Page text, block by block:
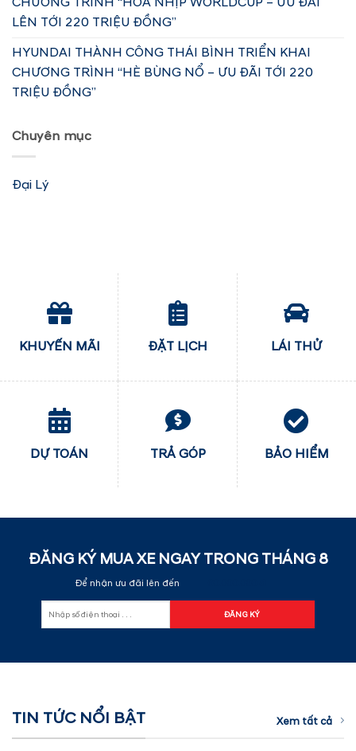
LÊN TỚI 220 TRIỆU ĐỒNG”
HYUNDAI THÀNH CÔNG THÁI BÌNH TRIỂN KHAI
CHƯƠNG TRÌNH “HÈ BÙNG NỔ – ƯU ĐÃI TỚI 220
TRIỆU ĐỒNG”
Chuyên mục
Đại Lý
KHUYẾN MÃI ĐẶT LỊCH LÁI THỬ
DỰ TOÁN TRẢ GÓP BẢO HIỂM
ĐĂNG KÝ MUA XE NGAY TRONG THÁNG 8
Để nhận ưu đãi lên đến
TIN TỨC NỔI BẬT Xem tất cả